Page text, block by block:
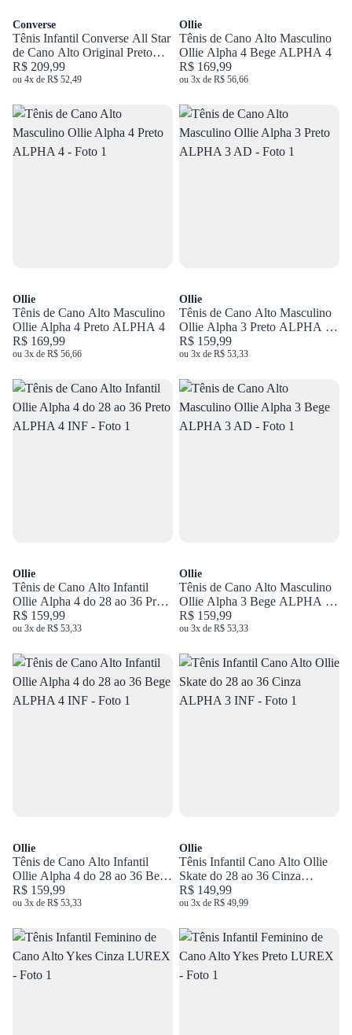
Converse
Tênis Infantil Converse All Star
de Cano Alto Original Preto
CK00040007
R$ 209,99
ou 4x de R$ 52,49
Ollie
Tênis de Cano Alto Masculino
Ollie Alpha 4 Bege ALPHA 4
R$ 169,99
ou 3x de R$ 56,66
Ollie
Tênis de Cano Alto Masculino
Ollie Alpha 4 Preto ALPHA 4
R$ 169,99
ou 3x de R$ 56,66
Ollie
Tênis de Cano Alto Masculino
Ollie Alpha 3 Preto ALPHA 3
AD
R$ 159,99
ou 3x de R$ 53,33
Ollie
Tênis de Cano Alto Infantil
Ollie Alpha 4 do 28 ao 36 Preto
ALPHA 4 INF
R$ 159,99
ou 3x de R$ 53,33
Ollie
Tênis de Cano Alto Masculino
Ollie Alpha 3 Bege ALPHA 3
AD
R$ 159,99
ou 3x de R$ 53,33
Ollie
Tênis de Cano Alto Infantil
Ollie Alpha 4 do 28 ao 36 Bege
ALPHA 4 INF
R$ 159,99
ou 3x de R$ 53,33
Ollie
Tênis Infantil Cano Alto Ollie
Skate do 28 ao 36 Cinza
ALPHA 3 INF
R$ 149,99
ou 3x de R$ 49,99